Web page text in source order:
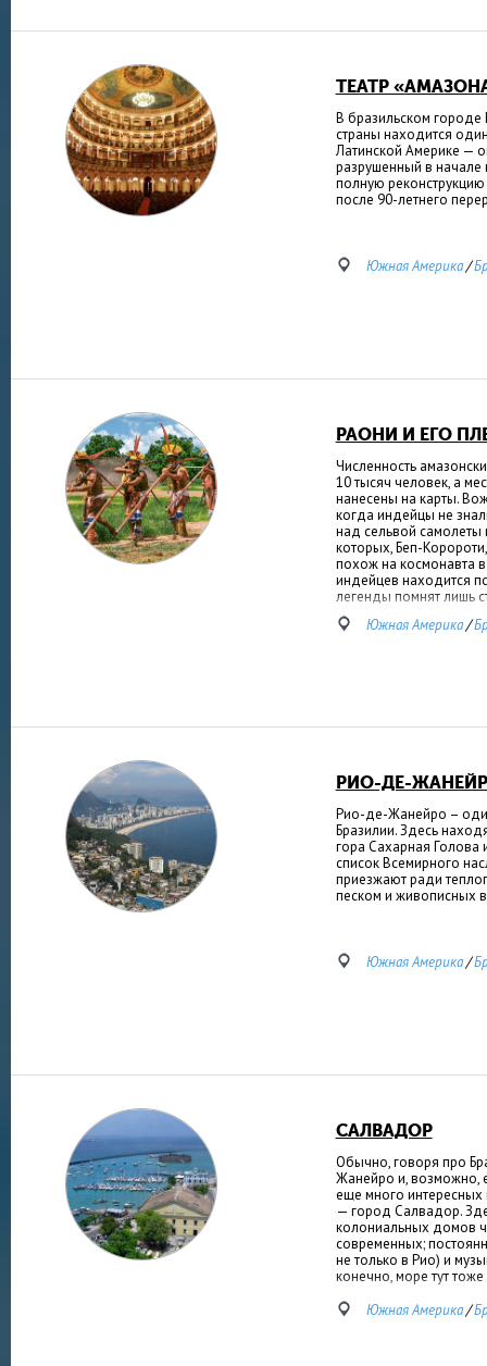
ТЕАТР
В бразильском городе
страны находится
Латинской Америке —
разрушенный в
полную
после 90-летнего
Южная Америка/
РАОНИ И ЕГО
Численность
10 тысяч человек, а
нанесены на карты.
когда индейцы не
над сельвой самолеты
которых, Беп-
похож на космонавта
индейцев находится
легенды помнят лишь
Южная Америка/
РИО-ДЕ-
Рио-де-Жанейро –
Бразилии. Здесь
гора Сахарная Голова
список Всемирного
приезжают ради
песком и живописных
Южная Америка/
САЛВАДОР
Обычно, говоря про
Жанейро и, возможно,
еще много интересных
— город Салвадор.
колониальных домов
современных;
не только в Рио) и
конечно, море тут тоже
Южная Америка/